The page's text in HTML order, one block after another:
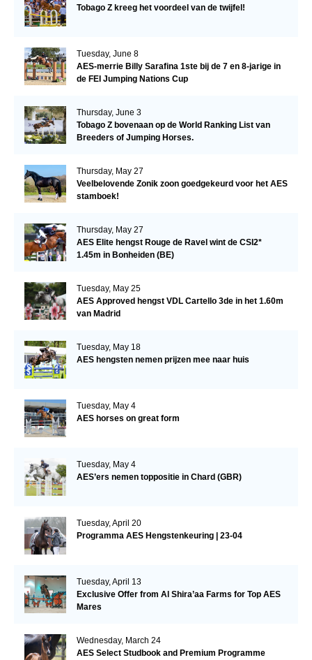
Tobago Z kreeg het voordeel van de twijfel!
Tuesday, June 8
AES-merrie Billy Sarafina 1ste bij de 7 en 8-jarige in
de FEI Jumping Nations Cup
Thursday, June 3
Tobago Z bovenaan op de World Ranking List van
Breeders of Jumping Horses.
Thursday, May 27
Veelbelovende Zonik zoon goedgekeurd voor het AES
stamboek!
Thursday, May 27
AES Elite hengst Rouge de Ravel wint de CSI2*
1.45m in Bonheiden (BE)
Tuesday, May 25
AES Approved hengst VDL Cartello 3de in het 1.60m
van Madrid
Tuesday, May 18
AES hengsten nemen prijzen mee naar huis
Tuesday, May 4
AES horses on great form
Tuesday, May 4
AES’ers nemen toppositie in Chard (GBR)
Tuesday, April 20
Programma AES Hengstenkeuring | 23-04
Tuesday, April 13
Exclusive Offer from Al Shira’aa Farms for Top AES
Mares
Wednesday, March 24
AES Select Studbook and Premium Programme